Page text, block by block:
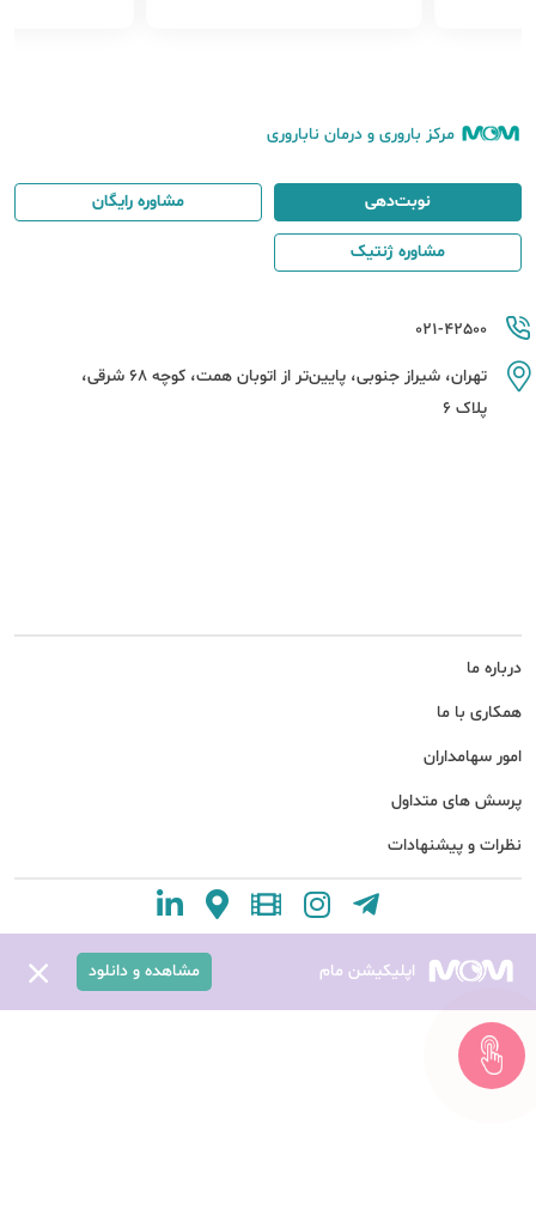
مرکز باروری و درمان ناباروری
درباره ما
همکاری با ما
امور سهامداران
پرسش های متداول
نظرات و پیشنهادات
021-42500
تهران، شیراز جنوبی، پایین‌تر از اتوبان همت، کوچه 68 شرقی،
پلاک 6
نوبت‌دهی مشاوره رایگان
مشاوره ژنتیک
اپلیکیشن مام مشاهده و دانلود